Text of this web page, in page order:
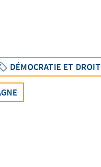
DÉMOCRATIE ET DROIT